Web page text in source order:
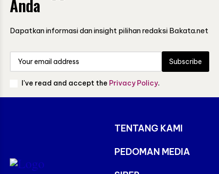
Anda
Dapatkan informasi dan insight pilihan redaksi Bakata.net
Subscribe
I've read and accept the Privacy Policy.
TENTANG KAMI
PEDOMAN MEDIA